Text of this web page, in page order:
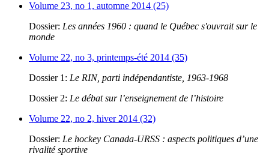
Volume 23, no 1, automne 2014 (25)
Dossier: Les années 1960 : quand le Québec s'ouvrait sur le
monde
Volume 22, no 3, printemps-été 2014 (35)
Dossier 1: Le RIN, parti indépendantiste, 1963-1968
Dossier 2: Le débat sur l’enseignement de l’histoire
Volume 22, no 2, hiver 2014 (32)
Dossier: Le hockey Canada-URSS : aspects politiques d’une
rivalité sportive